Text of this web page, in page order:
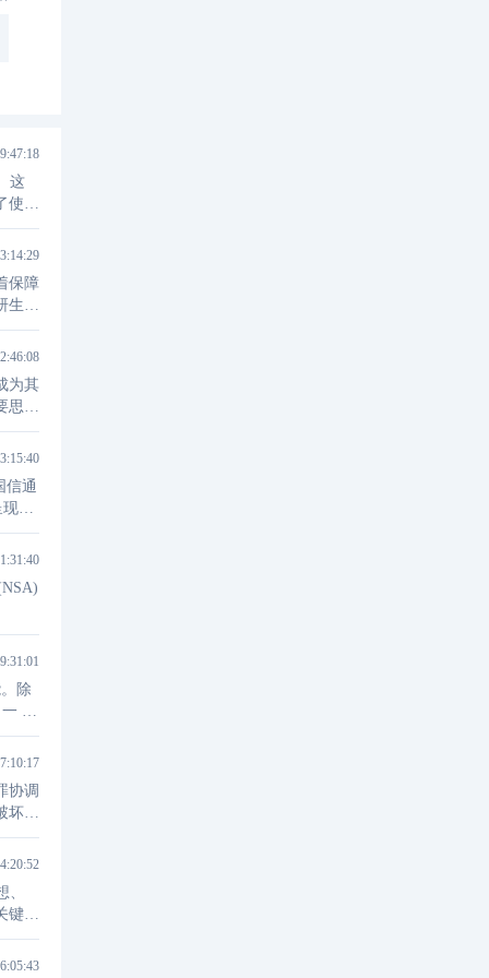
这
使用
保障
生产
为其
思考
信通
全拓
除
个
协调
坏活
键要
态。